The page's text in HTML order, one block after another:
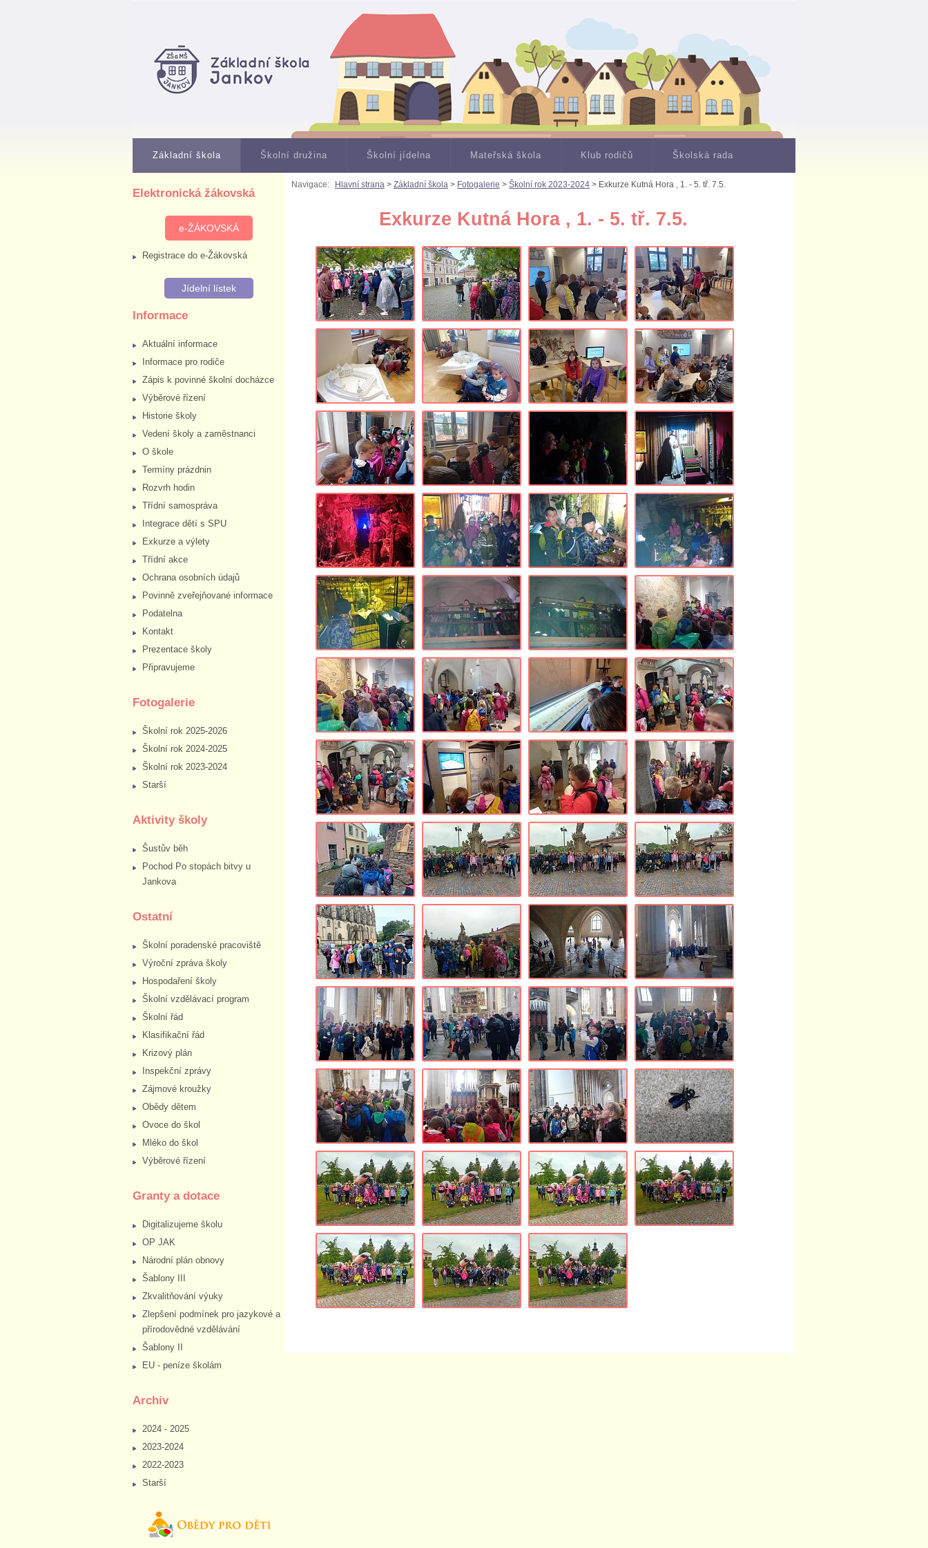
Základní škola Školní družina Školní jídelna Mateřská škola Klub rodičů Školská rada
Elektronická žákovská
e-ŽÁKOVSKÁ
Registrace do e-Žákovská
Jídelní lístek
Informace
Aktuální informace
Informace pro rodiče
Zápis k povinné školní docházce
Výběrové řízení
Historie školy
Vedení školy a zaměstnanci
O škole
Termíny prázdnin
Rozvrh hodin
Třídní samospráva
Integrace dětí s SPU
Exkurze a výlety
Třídní akce
Ochrana osobních údajů
Povinně zveřejňované informace
Podatelna
Kontakt
Prezentace školy
Připravujeme
Fotogalerie
Školní rok 2025-2026
Školní rok 2024-2025
Školní rok 2023-2024
Starší
Aktivity školy
Šustův běh
Pochod Po stopách bitvy u
Jankova
Ostatní
Školní poradenské pracoviště
Výroční zpráva školy
Hospodaření školy
Školní vzdělávací program
Školní řád
Klasifikační řád
Krizový plán
Inspekční zprávy
Zájmové kroužky
Obědy dětem
Ovoce do škol
Mléko do škol
Výběrové řízení
Granty a dotace
Digitalizujeme školu
OP JAK
Národní plán obnovy
Šablony III
Zkvalitňování výuky
Zlepšení podmínek pro jazykové a
přírodovědné vzdělávání
Šablony II
EU - peníze školám
Archiv
2024 - 2025
2023-2024
2022-2023
Starší
Navigace: Hlavní strana > Základní škola > Fotogalerie > Školní rok 2023-2024 > Exkurze Kutná Hora , 1. - 5. tř. 7.5.
Exkurze Kutná Hora , 1. - 5. tř. 7.5.